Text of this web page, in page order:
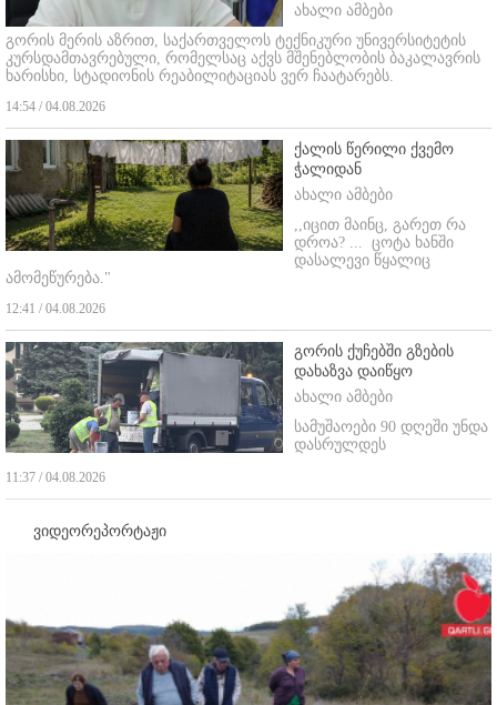
ახალი ამბები
გორის მერის აზრით, საქართველოს ტექნიკური უნივერსიტეტის
კურსდამთავრებული, რომელსაც აქვს მშენებლობის ბაკალავრის
ხარისხი, სტადიონის რეაბილიტაციას ვერ ჩაატარებს.
14:54 / 04.08.2026
ქალის წერილი ქვემო
ჭალიდან
ახალი ამბები
,,იცით მაინც, გარეთ რა
დროა? ... ცოტა ხანში
დასალევი წყალიც
ამომეწურება."
12:41 / 04.08.2026
გორის ქუჩებში გზების
დახაზვა დაიწყო
ახალი ამბები
სამუშაოები 90 დღეში უნდა
დასრულდეს
11:37 / 04.08.2026
ვიდეორეპორტაჟი